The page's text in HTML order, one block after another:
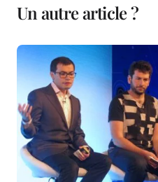
Un autre article ?